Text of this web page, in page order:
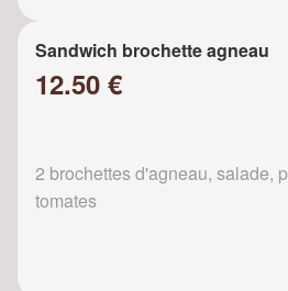
Sandwich brochette agneau
12.50 €
2 brochettes d'agneau, salade,
tomates